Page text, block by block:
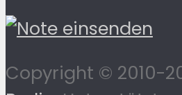
Copyright © 2010-